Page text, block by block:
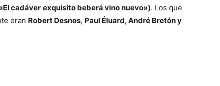
cadáver exquisito beberá vino nuevo»). Los que
eran Robert Desnos, Paul Éluard, André Bretón y